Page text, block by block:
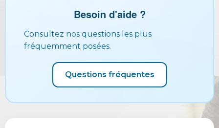
Besoin d'aide ?
Consultez nos questions les plus
fréquemment posées.
Questions fréquentes